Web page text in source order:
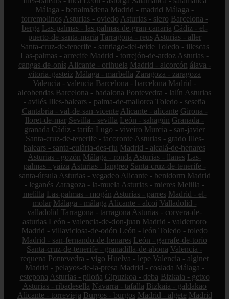
Málaga - benalmádena Madrid - madrid Málaga -
torremolinos Asturias - oviedo Asturias - siero Barcelona -
berga Las-palmas - las-palmas-de-gran-canaria Cádiz - el-
puerto-de-santa-maría Tarragona - reus Asturias - aller
Santa-cruz-de-tenerife - santiago-del-teide Toledo - illescas
Las-palmas - arrecife Madrid - torrejón-de-ardoz Asturias -
cangas-de-onís Alicante - orihuela Madrid - alcorcón álava -
vitoria-gasteiz Málaga - marbella Zaragoza - zaragoza
Valencia - valencia Barcelona - barcelona Madrid -
alcobendas Barcelona - badalona Pontevedra - lalín Asturias
- avilés Illes-balears - palma-de-mallorca Toledo - seseña
Cantabria - val-de-san-vicente Alicante - alicante Girona -
lloret-de-mar Sevilla - sevilla León - sahagún Granada -
granada Cádiz - tarifa Lugo - viveiro Murcia - san-javier
Santa-cruz-de-tenerife - tacoronte Asturias - grado Illes-
balears - santa-eulària-des-riu Madrid - alcalá-de-henares
Asturias - gozón Málaga - ronda Asturias - llanes Las-
palmas - yaiza Asturias - langreo Santa-cruz-de-tenerife -
santa-úrsula Asturias - vegadeo Alicante - benidorm Madrid
- leganés Zaragoza - la-muela Asturias - mieres Melilla -
melilla Las-palmas - mogán Asturias - parres Madrid - el-
molar Málaga - málaga Alicante - alcoi Valladolid -
valladolid Tarragona - tarragona Asturias - corvera-de-
asturias León - valencia-de-don-juan Madrid - valdemoro
Madrid - villaviciosa-de-odón León - león Toledo - toledo
Madrid - san-fernando-de-henares León - garrafe-de-torío
Santa-cruz-de-tenerife - granadilla-de-abona Valencia -
requena Pontevedra - vigo Huelva - lepe Valencia - alginet
Madrid - pelayos-de-la-presa Madrid - coslada Málaga -
estepona Asturias - piloña Gipuzkoa - deba Bizkaia - getxo
Asturias - ribadesella Navarra - tafalla Bizkaia - galdakao
Alicante - torrevieja Burgos - burgos Madrid - algete Madrid